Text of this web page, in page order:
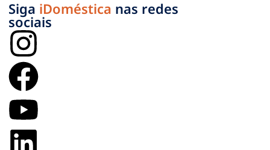
Siga iDoméstica nas redes
sociais